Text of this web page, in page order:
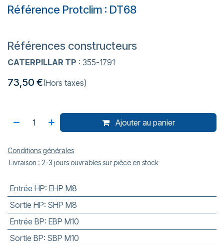
Référence Protclim : DT68
Références constructeurs
CATERPILLAR TP : 355-1791
73,50 €(Hors taxes)
Ajouter au panier
Conditions générales
Livraison : 2-3 jours ouvrables sur pièce en stock
Entrée HP: EHP M8
Sortie HP: SHP M8
Entrée BP: EBP M10
Sortie BP: SBP M10